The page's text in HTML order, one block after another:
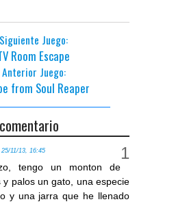
Siguiente Juego:
Room Escape
Anterior Juego:
from Soul Reaper
25/11/13, 16:45
tengo un monton de
y palos un gato, una especie
y una jarra que he llenado